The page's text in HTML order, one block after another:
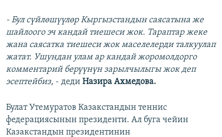
- Бул сүйлөшүүлөр Кыргызстандын саясатына же
шайлоого эч кандай тиешеси жок. Тараптар жеке
жана саясатка тиешеси жок маселелерди талкуулап
жатат. Ушундан улам ар кандай жоромолдорго
комментарий берүүнүн зарылчылыгы жок деп
эсептейбиз, - деди Назира Ахмедова.
Булат Утемуратов Казакстандын теннис
федерациясынын президенти. Ал буга чейин
Казакстандын президентинин